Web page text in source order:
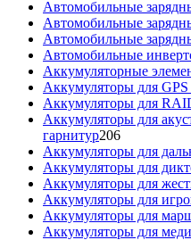
Автомобильные
Автомобильные
Автомобильные
Автомобильные
Аккумуляторные
Аккумуляторы для GPS
Аккумуляторы для
Аккумуляторы для
гарнитур206206
товаров
Аккумуляторы для
Аккумуляторы для
Аккумуляторы для
Аккумуляторы для
Аккумуляторы для
Аккумуляторы для